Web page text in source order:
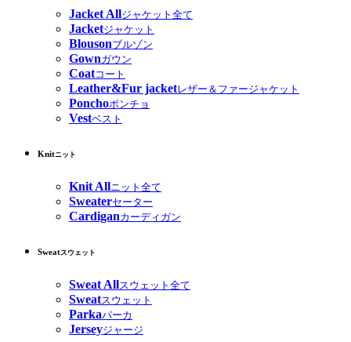
Jacket Allジャケット全て
Jacketジャケット
Blousonブルゾン
Gownガウン
Coatコート
Leather&Fur jacketレザー＆ファージャケット
Ponchoポンチョ
Vestベスト
Knitニット
Knit Allニット全て
Sweaterセーター
Cardiganカーディガン
Sweatスウェット
Sweat Allスウェット全て
Sweatスウェット
Parkaパーカ
Jerseyジャージ